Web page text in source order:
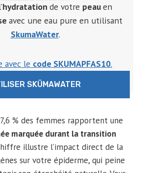
hydratation de votre peauen
avec une eau pure en utilisant
SkumaWater.
avec le code SKUMAPFAS10.
SKÜMAWATER
% des femmes rapportent une
marquée durant la transition
illustre l’impact direct de la
sur votre épiderme, qui peine